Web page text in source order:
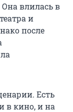
Она влилась в
и
после
Есть
в кино, и на